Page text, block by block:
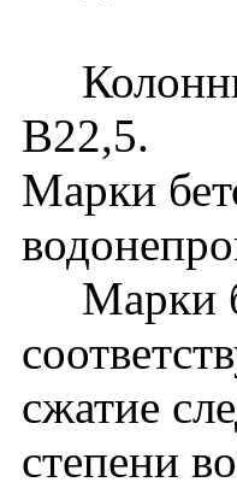
Колонны
В22,5.
Марки
Марки
сжатие
степени